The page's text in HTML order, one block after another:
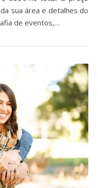
sua área e detalhes do
de eventos,…